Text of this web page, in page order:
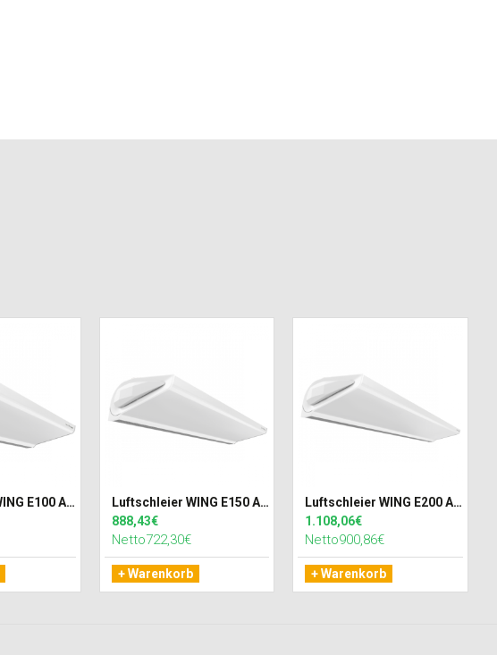
Luftschleier WING E100 AC Elektro Wärmetauscher
Luftschleier WING E150 AC Elektro Wärmetauscher
888,43€
Netto722,30€
+ Warenkorb
Luftschleier WING E200 AC Elektro Wärmetauscher
1.108,06€
Netto900,86€
+ Warenkorb